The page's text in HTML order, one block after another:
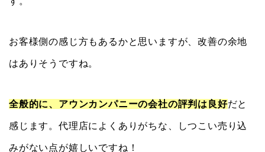
お客様側の感じ方もあるかと思いますが、改善の余地
はありそうですね。
全般的に、アウンカンパニーの会社の評判は良好だと
感じます。代理店によくありがちな、しつこい売り込
みがない点が嬉しいですね！